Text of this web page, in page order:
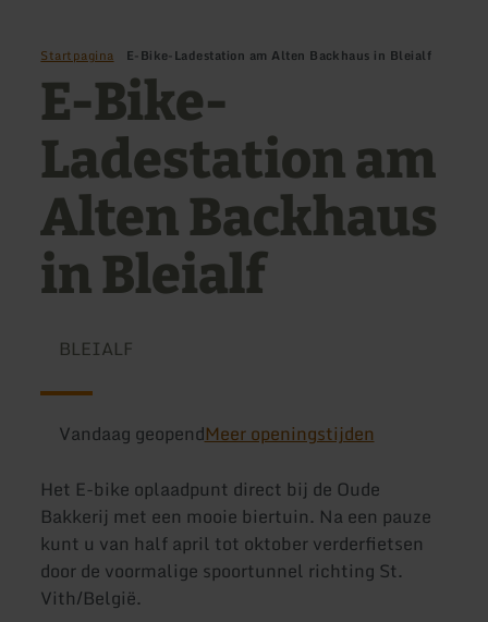
Startpagina E-Bike-Ladestation am Alten Backhaus in Bleialf
E-Bike-
Ladestation am
Alten Backhaus
in Bleialf
BLEIALF
Vandaag geopendMeer openingstijden
Het E-bike oplaadpunt direct bij de Oude
Bakkerij met een mooie biertuin. Na een pauze
kunt u van half april tot oktober verderfietsen
door de voormalige spoortunnel richting St.
Vith/België.